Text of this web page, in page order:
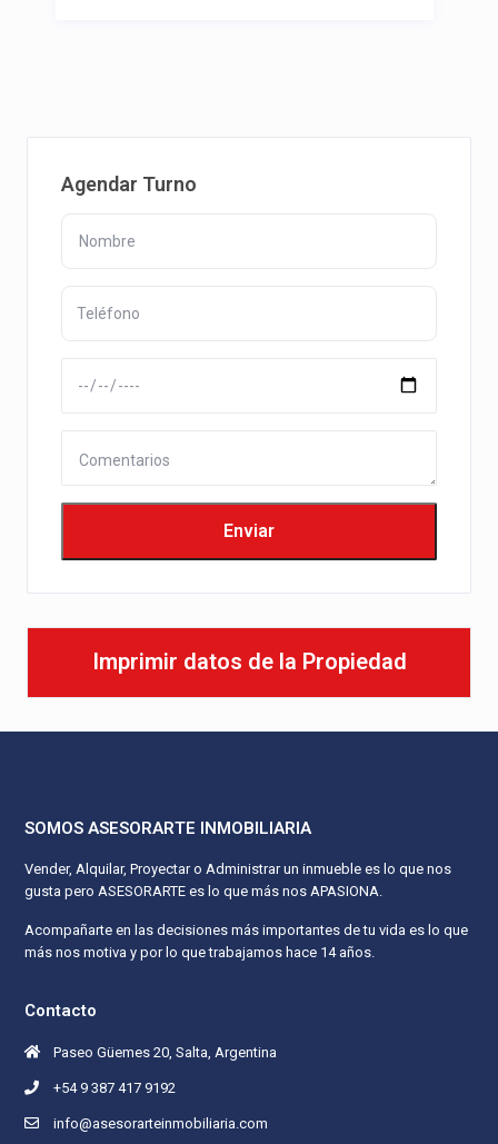
Agendar Turno
Imprimir datos de la Propiedad
SOMOS ASESORARTE INMOBILIARIA
Vender, Alquilar, Proyectar o Administrar un inmueble es lo que nos
gusta pero ASESORARTE es lo que más nos APASIONA.
Acompañarte en las decisiones más importantes de tu vida es lo que
más nos motiva y por lo que trabajamos hace 14 años.
Contacto
Paseo Güemes 20, Salta, Argentina
+54 9 387 417 9192
info@asesorarteinmobiliaria.com